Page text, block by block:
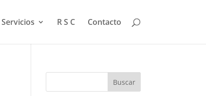
Servicios R S C Contacto